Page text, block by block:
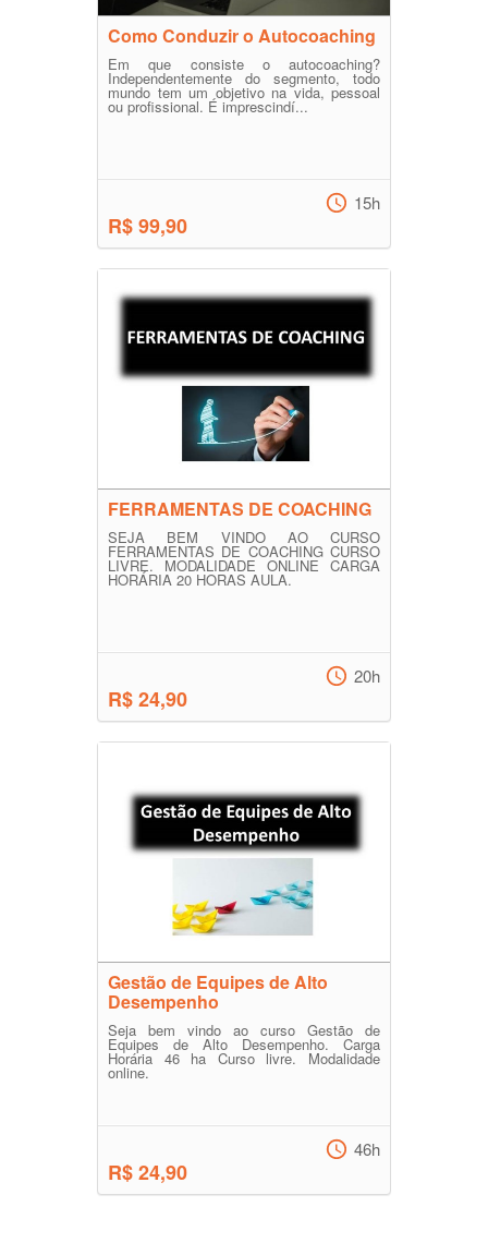
Como Conduzir o Autocoaching
Em que consiste o autocoaching?
Independentemente do segmento, todo
mundo tem um objetivo na vida, pessoal
ou profissional. É imprescindí...
R$ 99,90
15h
FERRAMENTAS DE COACHING
SEJA BEM VINDO AO CURSO
FERRAMENTAS DE COACHING CURSO
LIVRE. MODALIDADE ONLINE CARGA
HORÁRIA 20 HORAS AULA.
R$ 24,90
20h
Gestão de Equipes de Alto
Desempenho
Seja bem vindo ao curso Gestão de
Equipes de Alto Desempenho. Carga
Horária 46 ha Curso livre. Modalidade
online.
R$ 24,90
46h